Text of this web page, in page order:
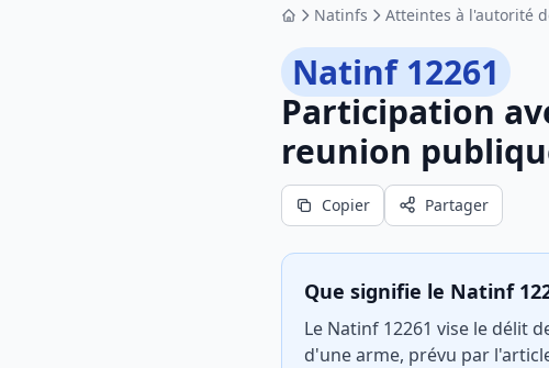
AccueilNatinfs Atteintes à l'autorité
Natinf 12261
Participation
reunion
Copier Partager
Que signifie le Natinf
Le Natinf 12261 vise le délit
d'une arme, prévu par